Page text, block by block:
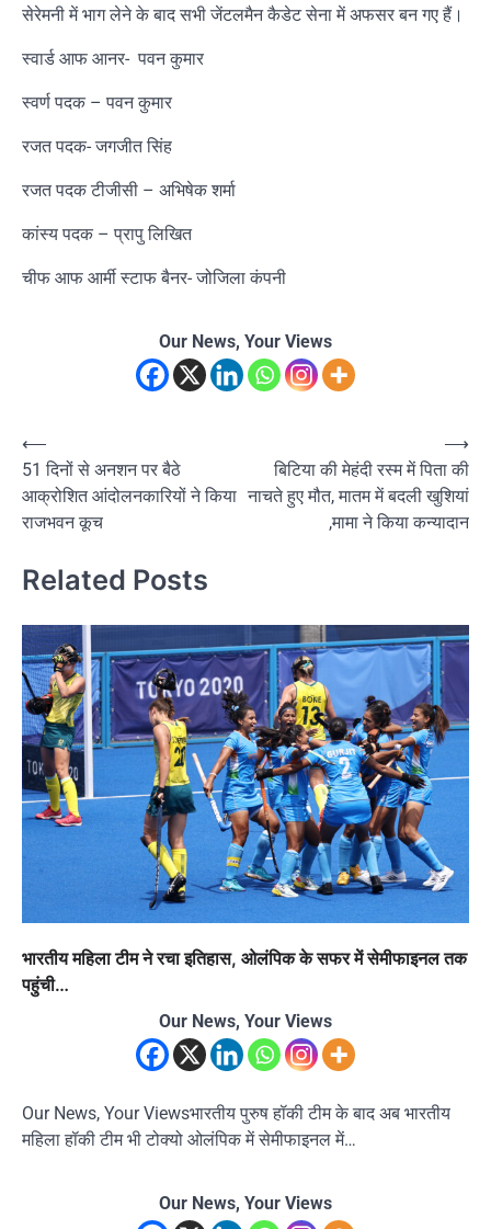
सेरेमनी में भाग लेने के बाद सभी जेंटलमैन कैडेट सेना में अफसर बन गए हैं।
स्वार्ड आफ आनर- पवन कुमार
स्वर्ण पदक – पवन कुमार
रजत पदक- जगजीत सिंह
रजत पदक टीजीसी – अभिषेक शर्मा
कांस्य पदक – प्रापु लिखित
चीफ आफ आर्मी स्टाफ बैनर- जोजिला कंपनी
Our News, Your Views
Post
navigation
⟵
51 दिनों से अनशन पर बैठे
आक्रोशित आंदोलनकारियों ने किया
राजभवन कूच
बिटिया की मेहंदी रस्म में पिता की
नाचते हुए मौत, मातम में बदली खुशियां
,मामा ने किया कन्यादान
⟶
Related Posts
भारतीय महिला टीम ने रचा इतिहास, ओलंपिक के सफर में सेमीफाइनल तक
पहुंची…
Our News, Your Views
Our News, Your Viewsभारतीय पुरुष हॉकी टीम के बाद अब भारतीय
महिला हॉकी टीम भी टोक्यो ओलंपिक में सेमीफाइनल में…
Our News, Your Views